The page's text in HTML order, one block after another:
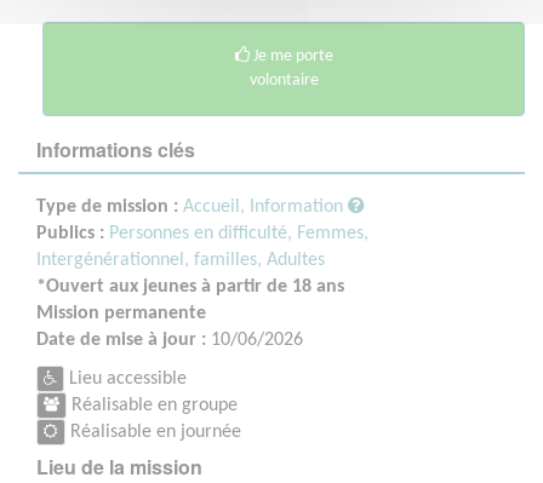
Je me porte
volontaire
Informations clés
Type de mission : Accueil, Information
Publics : Personnes en difficulté, Femmes,
Intergénérationnel, familles, Adultes
*Ouvert aux jeunes à partir de 18 ans
Mission permanente
Date de mise à jour : 10/06/2026
Lieu accessible
Réalisable en groupe
Réalisable en journée
Lieu de la mission